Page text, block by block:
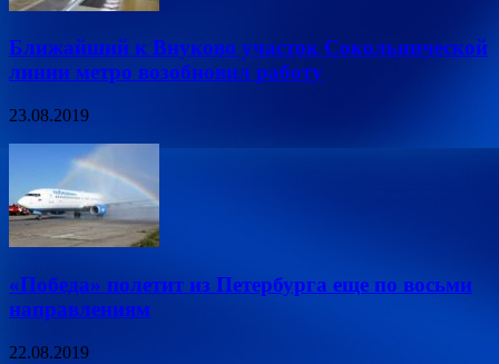
Ближайший к Внуково участок Сокольнической
линии метро возобновил работу
23.08.2019
«Победа» полетит из Петербурга еще по восьми
направлениям
22.08.2019